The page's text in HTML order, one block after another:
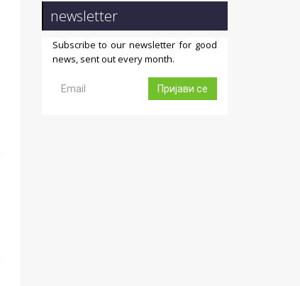
newsletter
Subscribe to our newsletter for good
news, sent out every month.
Пријави се